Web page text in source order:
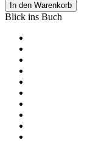
In den Warenkorb
Blick ins Buch